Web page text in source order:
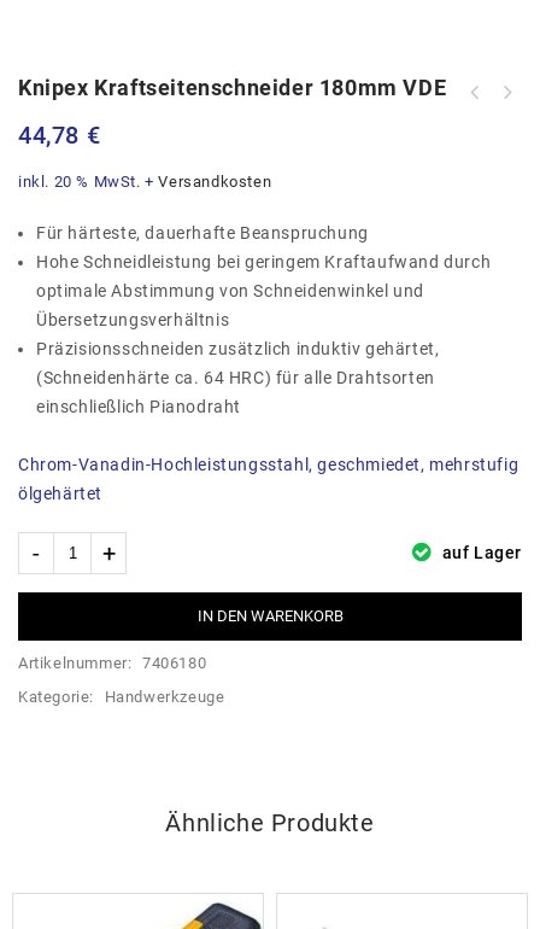
Knipex Kraftseitenschneider 180mm VDE
44,78 €
inkl. 20 % MwSt. +Versandkosten
Für härteste, dauerhafte Beanspruchung
Hohe Schneidleistung bei geringem Kraftaufwand durch
optimale Abstimmung von Schneidenwinkel und
Übersetzungsverhältnis
Präzisionsschneiden zusätzlich induktiv gehärtet,
(Schneidenhärte ca. 64 HRC) für alle Drahtsorten
einschließlich Pianodraht
Chrom-Vanadin-Hochleistungsstahl, geschmiedet, mehrstufig
ölgehärtet
auf Lager
IN DEN WARENKORB
Artikelnummer: 7406180
Kategorie:
Handwerkzeuge
Ähnliche Produkte